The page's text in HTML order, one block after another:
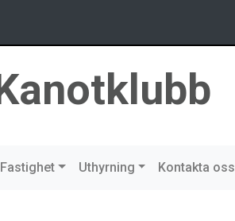
Fastighet Uthyrning Kontakta oss